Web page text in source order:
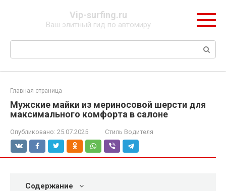
Vip-surfing.ru
Ваш элитный гид по автомиру
Поиск:
Главная страница
Мужские майки из мериносовой шерсти для
максимального комфорта в салоне
Опубликовано: 25.07.2025 Стиль Водителя
Содержание